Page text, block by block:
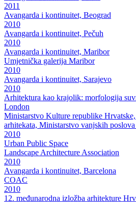
2011
Avangarda i kontinuitet, Beograd
2010
Avangarda i kontinuitet, Pečuh
2010
Avangarda i kontinuitet, Maribor
Umjetnička galerija Maribor
2010
Avangarda i kontinuitet, Sarajevo
2010
Arhitektura kao krajolik: morfologija
London
Ministarstvo Kulture republike
arhitekata, Ministarstvo vanjskih
2010
Urban Public Space
Landscape Architecture Association
2010
Avangarda i kontinuitet, Barcelona
COAC
2010
12. međunarodna izložba arhitekture